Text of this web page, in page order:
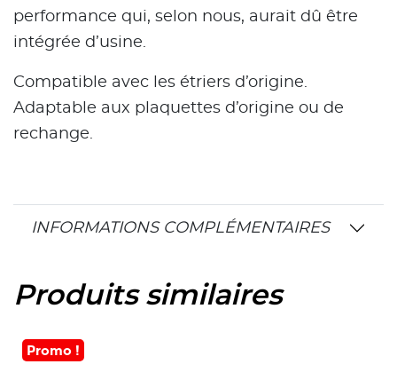
performance qui, selon nous, aurait dû être
intégrée d’usine.
Compatible avec les étriers d’origine.
Adaptable aux plaquettes d’origine ou de
rechange.
INFORMATIONS COMPLÉMENTAIRES
Produits similaires
Promo !